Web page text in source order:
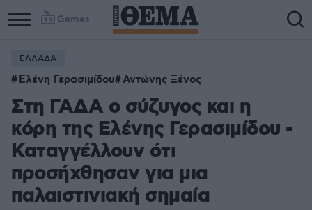
Games
ΕΛΛΑΔΑ
Ελένη Γερασιμίδου Αντώνης Ξένος
Στη ΓΑΔΑ ο σύζυγος και η
κόρη της Ελένης Γερασιμίδου -
Καταγγέλλουν ότι
προσήχθησαν για μια
παλαιστινιακή σημαία